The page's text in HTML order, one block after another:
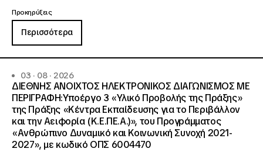
Προκηρύξεις
Περισσότερα
03 · 08 · 2026
ΔΙΕΘΝΗΣ ΑΝΟΙΧΤΟΣ ΗΛΕΚΤΡΟΝΙΚΟΣ ΔΙΑΓΩΝΙΣΜΟΣ ΜΕ
ΠΕΡΙΓΡΑΦΗ:Υποέργο 3 «Υλικό Προβολής της Πράξης»
της Πράξης «Κέντρα Εκπαίδευσης για το Περιβάλλον
και την Αειφορία (Κ.Ε.ΠΕ.Α.)», του Προγράμματος
«Ανθρώπινο Δυναμικό και Κοινωνική Συνοχή 2021-
2027», με κωδικό ΟΠΣ 6004470